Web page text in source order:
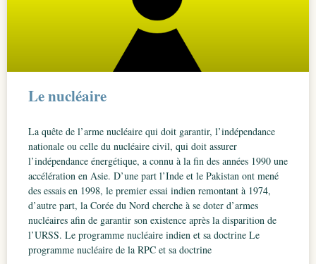
Le nucléaire
La quête de l’arme nucléaire qui doit garantir, l’indépendance
nationale ou celle du nucléaire civil, qui doit assurer
l’indépendance énergétique, a connu à la fin des années 1990 une
accélération en Asie. D’une part l’Inde et le Pakistan ont mené
des essais en 1998, le premier essai indien remontant à 1974,
d’autre part, la Corée du Nord cherche à se doter d’armes
nucléaires afin de garantir son existence après la disparition de
l’URSS. Le programme nucléaire indien et sa doctrine Le
programme nucléaire de la RPC et sa doctrine